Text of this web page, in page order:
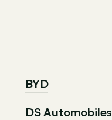
BYD
DS Automobiles